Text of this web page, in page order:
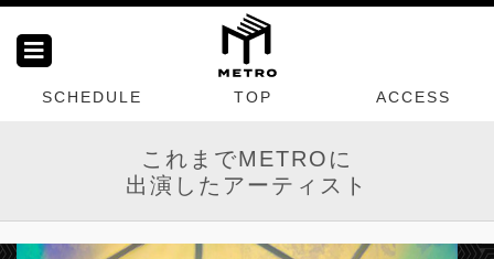
SCHEDULE TOP ACCESS
これまでMETROに
出演したアーティスト